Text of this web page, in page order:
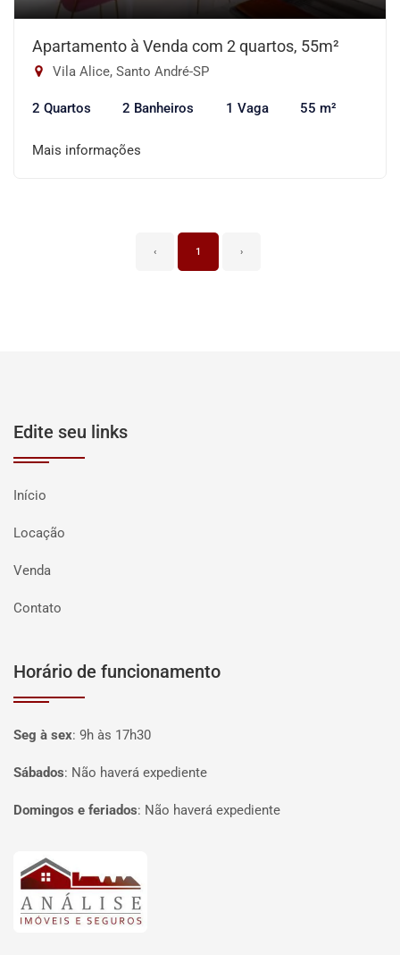
Apartamento à Venda com 2 quartos, 55m²
Vila Alice, Santo André-SP
2 Quartos 2 Banheiros 1 Vaga 55 m²
Mais informações
‹ 1 ›
Edite seu links
Início
Locação
Venda
Contato
Horário de funcionamento
Seg à sex: 9h às 17h30
Sábados: Não haverá expediente
Domingos e feriados: Não haverá expediente
Página inicial